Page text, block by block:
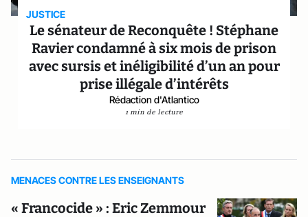
JUSTICE
Le sénateur de Reconquête ! Stéphane
Ravier condamné à six mois de prison
avec sursis et inéligibilité d’un an pour
prise illégale d’intérêts
Rédaction d'Atlantico
1 min de lecture
MENACES CONTRE LES ENSEIGNANTS
« Francocide » : Eric Zemmour